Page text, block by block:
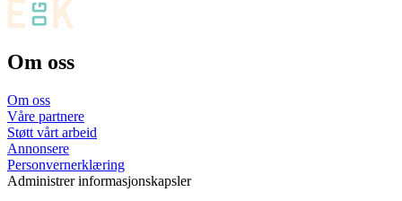
Om oss
Om oss
Våre partnere
Støtt vårt arbeid
Annonsere
Personvernerklæring
Administrer informasjonskapsler